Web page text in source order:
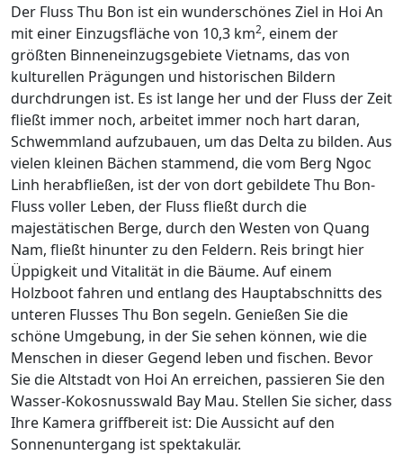
Der Fluss Thu Bon ist ein wunderschönes Ziel in Hoi An
mit einer Einzugsfläche von 10,3 km2, einem der
größten Binneneinzugsgebiete Vietnams, das von
kulturellen Prägungen und historischen Bildern
durchdrungen ist. Es ist lange her und der Fluss der Zeit
fließt immer noch, arbeitet immer noch hart daran,
Schwemmland aufzubauen, um das Delta zu bilden. Aus
vielen kleinen Bächen stammend, die vom Berg Ngoc
Linh herabfließen, ist der von dort gebildete Thu Bon-
Fluss voller Leben, der Fluss fließt durch die
majestätischen Berge, durch den Westen von Quang
Nam, fließt hinunter zu den Feldern. Reis bringt hier
Üppigkeit und Vitalität in die Bäume. Auf einem
Holzboot fahren und entlang des Hauptabschnitts des
unteren Flusses Thu Bon segeln. Genießen Sie die
schöne Umgebung, in der Sie sehen können, wie die
Menschen in dieser Gegend leben und fischen. Bevor
Sie die Altstadt von Hoi An erreichen, passieren Sie den
Wasser-Kokosnusswald Bay Mau. Stellen Sie sicher, dass
Ihre Kamera griffbereit ist: Die Aussicht auf den
Sonnenuntergang ist spektakulär.